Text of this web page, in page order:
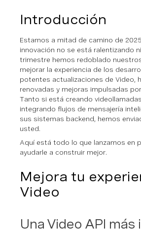
Introducción
Estamos a mitad de camino de
innovación no se está ralentizando
trimestre hemos redoblado
mejorar la experiencia de los
potentes actualizaciones de Video,
renovadas y mejoras impulsadas
Tanto si está creando
integrando flujos de mensajería
sus sistemas backend, hemos
usted.
Aquí está todo lo que lanzamos en
ayudarle a construir mejor.
Mejora tu
Video
Una Video API